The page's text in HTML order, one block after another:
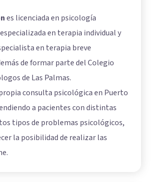
es licenciada en psicología
en terapia individual y
en terapia breve
de formar parte del Colegio
de Las Palmas.
consulta psicológica en Puerto
a pacientes con distintas
tipos de problemas psicológicos,
la posibilidad de realizar las